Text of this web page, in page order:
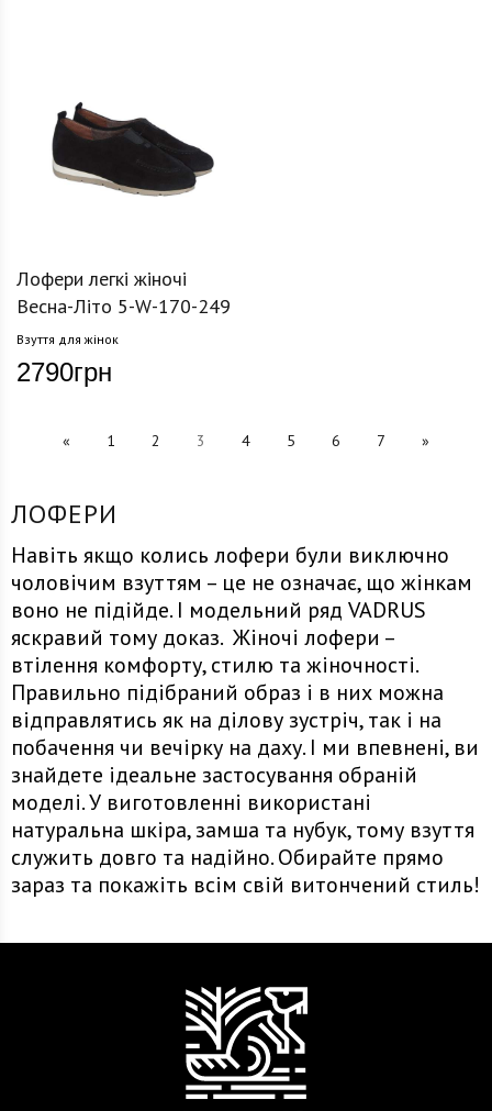
Лофери легкі жіночі
Весна-Літо 5-W-170-249
Взуття для жінок
2790грн
« 1 2 3 4 5 6 7 »
ЛОФЕРИ
Навіть якщо колись лофери були виключно
чоловічим взуттям – це не означає, що жінкам
воно не підійде. І модельний ряд VADRUS
яскравий тому доказ. Жіночі лофери –
втілення комфорту, стилю та жіночності.
Правильно підібраний образ і в них можна
відправлятись як на ділову зустріч, так і на
побачення чи вечірку на даху. І ми впевнені, ви
знайдете ідеальне застосування обраній
моделі. У виготовленні використані
натуральна шкіра, замша та нубук, тому взуття
служить довго та надійно. Обирайте прямо
зараз та покажіть всім свій витончений стиль!